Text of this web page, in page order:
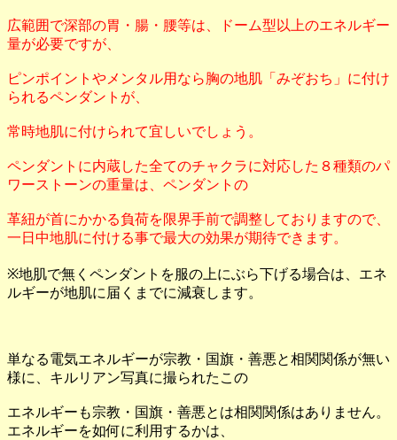
広範囲で深部の胃・腸・腰等は、ドーム型以上のエネルギー
量が必要ですが、
ピンポイントやメンタル用なら胸の地肌「みぞおち」に付け
られるペンダントが、
常時地肌に付けられて宜しいでしょう。
ペンダントに内蔵した全てのチャクラに対応した８種類のパ
ワーストーンの重量は、ペンダントの
革紐が首にかかる負荷を限界手前で調整しておりますので、
一日中地肌に付ける事で最大の効果が期待できます。
※地肌で無くペンダントを服の上にぶら下げる場合は、エネ
ルギーが地肌に届くまでに減衰します。
単なる電気エネルギーが宗教・国旗・善悪と相関関係が無い
様に、キルリアン写真に撮られたこの
エネルギーも宗教・国旗・善悪とは相関関係はありません。
エネルギーを如何に利用するかは、